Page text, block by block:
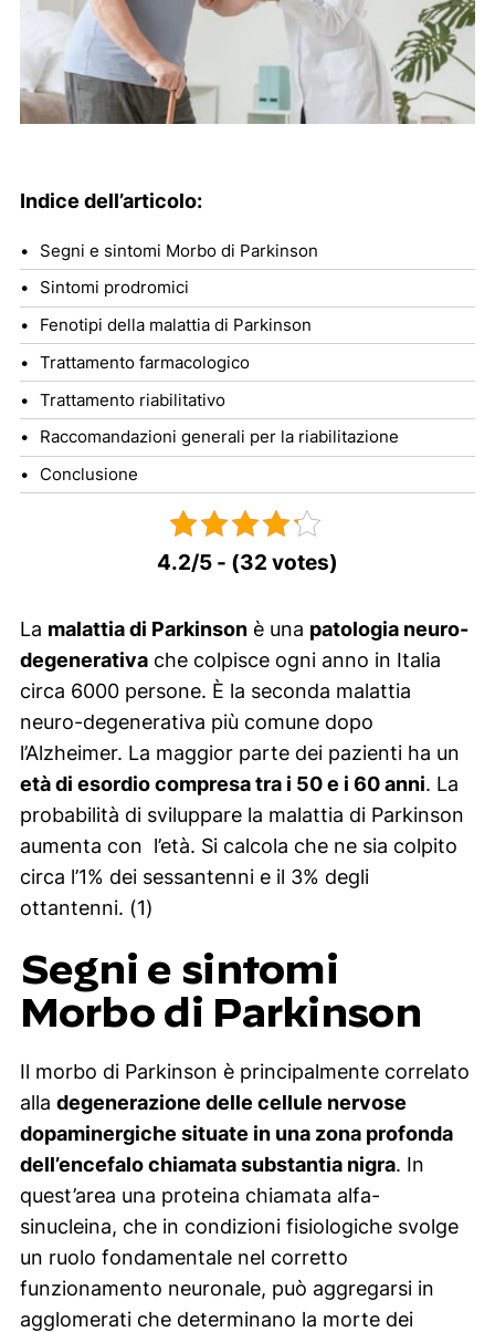
Indice dell’articolo:
Segni e sintomi Morbo di Parkinson
Sintomi prodromici
Fenotipi della malattia di Parkinson
Trattamento farmacologico
Trattamento riabilitativo
Raccomandazioni generali per la riabilitazione
Conclusione
4.2/5 - (32 votes)
La malattia di Parkinsonè una patologia neuro-
degenerativache colpisce ogni anno in Italia
circa 6000 persone. È la seconda malattia
neuro-degenerativa più comune dopo
l’Alzheimer. La maggior parte dei pazienti ha un
età di esordio compresa tra i 50 e i 60 anni. La
probabilità di sviluppare la malattia di Parkinson
aumenta con l’età. Si calcola che ne sia colpito
circa l’1% dei sessantenni e il 3% degli
ottantenni. (1)
Segni e sintomi
Morbo di Parkinson
Il morbo di Parkinson è principalmente correlato
alla degenerazione delle cellule nervose
dopaminergiche situate in una zona profonda
dell’encefalo chiamata substantia nigra. In
quest’area una proteina chiamata alfa-
sinucleina, che in condizioni fisiologiche svolge
un ruolo fondamentale nel corretto
funzionamento neuronale, può aggregarsi in
agglomerati che determinano la morte dei